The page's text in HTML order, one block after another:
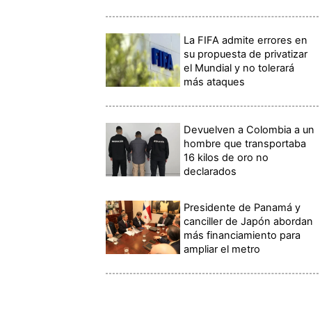
La FIFA admite errores en
su propuesta de privatizar
el Mundial y no tolerará
más ataques
Devuelven a Colombia a un
hombre que transportaba
16 kilos de oro no
declarados
Presidente de Panamá y
canciller de Japón abordan
más financiamiento para
ampliar el metro